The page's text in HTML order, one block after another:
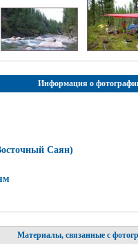
Информация о
Саян)
Материалы, связанные с